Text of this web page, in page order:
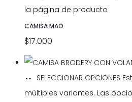
la página de producto
CAMISA MAO
$17.000
SELECCIONAR OPCIONES
múltiples variantes. Las